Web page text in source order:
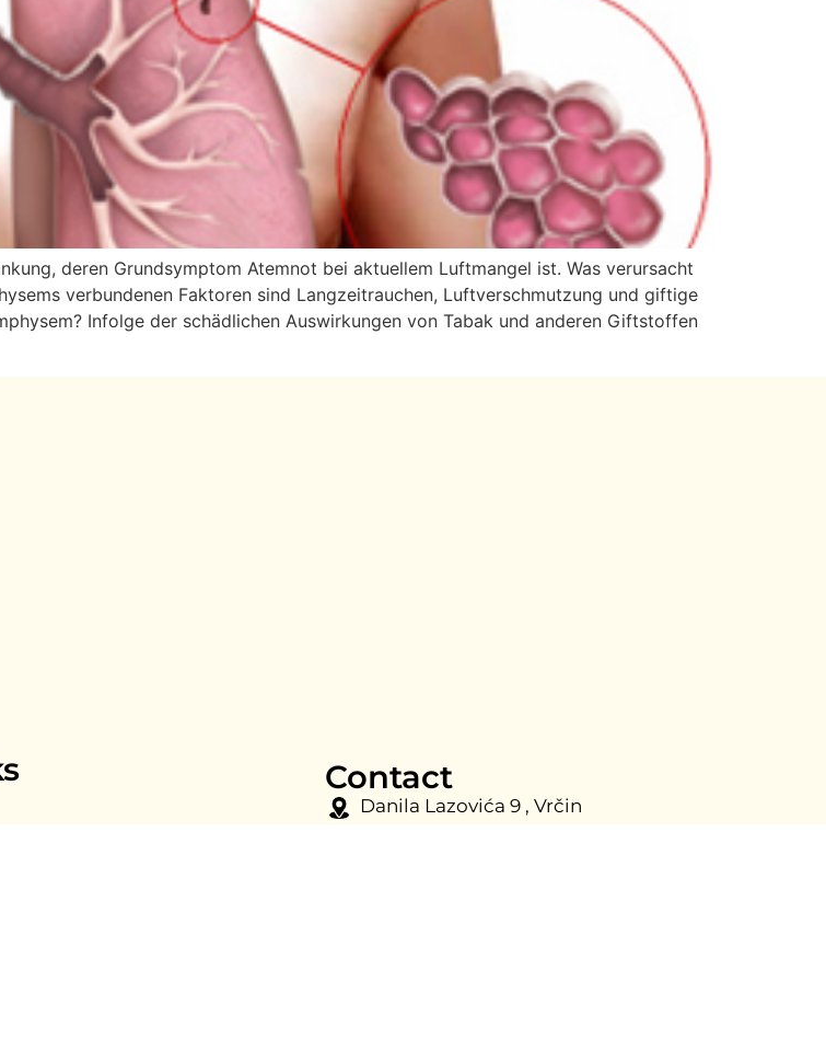
deren Grundsymptom Atemnot bei aktuellem Luftmangel ist. Was verursacht
verbundenen Faktoren sind Langzeitrauchen, Luftverschmutzung und giftige
Infolge der schädlichen Auswirkungen von Tabak und anderen Giftstoffen
Contact
Danila Lazovića 9 , Vrčin